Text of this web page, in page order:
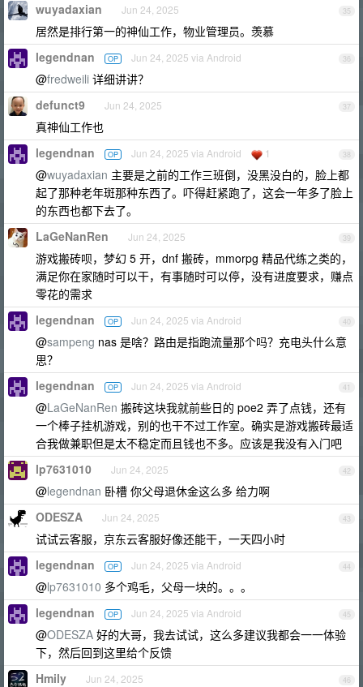
35
wuyadaxian Jun 24, 2025
居然是排行第一的神仙工作，物业管理员。羡慕
36
legendnan OP Jun 24, 2025 via Android
@fredweili 详细讲讲？
37
defunct9 Jun 24, 2025
真神仙工作也
38
legendnan OP Jun 24, 2025 via Android 1
@wuyadaxian 主要是之前的工作三班倒，没黑没白的，脸上都
起了那种老年斑那种东西了。吓得赶紧跑了，这会一年多了脸上
的东西也都下去了。
39
LaGeNanRen Jun 24, 2025
游戏搬砖呗，梦幻 5 开，dnf 搬砖，mmorpg 精品代练之类的，
满足你在家随时可以干，有事随时可以停，没有进度要求，赚点
零花的需求
40
legendnan OP Jun 24, 2025 via Android
@sampeng nas 是啥？路由是指跑流量那个吗？充电头什么意
思？
41
legendnan OP Jun 24, 2025 via Android
@LaGeNanRen 搬砖这块我就前些日的 poe2 弄了点钱，还有
一个棒子挂机游戏，别的也干不过工作室。确实是游戏搬砖最适
合我做兼职但是太不稳定而且钱也不多。应该是我没有入门吧
42
lp7631010 Jun 24, 2025
@legendnan 卧槽 你父母退休金这么多 给力啊
43
ODESZA Jun 24, 2025
试试云客服，京东云客服好像还能干，一天四小时
44
legendnan OP Jun 24, 2025 via Android
@lp7631010 多个鸡毛，父母一块的。。。
45
legendnan OP Jun 24, 2025 via Android
@ODESZA 好的大哥，我去试试，这么多建议我都会一一体验
下，然后回到这里给个反馈
46
Hmily Jun 24, 2025